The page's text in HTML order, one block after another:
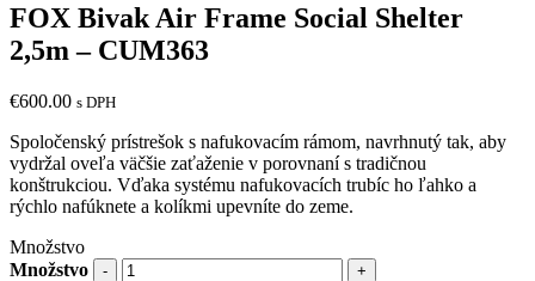
FOX Bivak Air Frame Social Shelter
2,5m – CUM363
€600.00 s DPH
Spoločenský prístrešok s nafukovacím rámom, navrhnutý tak, aby
vydržal oveľa väčšie zaťaženie v porovnaní s tradičnou
konštrukciou. Vďaka systému nafukovacích trubíc ho ľahko a
rýchlo nafúknete a kolíkmi upevníte do zeme.
Množstvo
Množstvo